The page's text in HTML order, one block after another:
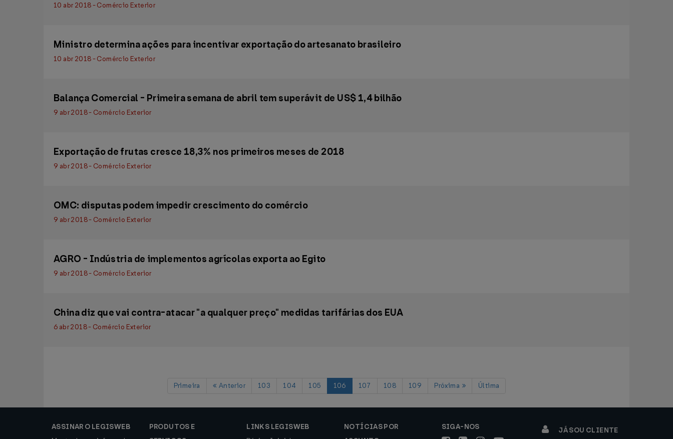
10 abr 2018 - Comércio Exterior
Ministro determina ações para incentivar exportação do artesanato brasileiro
10 abr 2018 - Comércio Exterior
Balança Comercial - Primeira semana de abril tem superávit de US$ 1,4 bilhão
9 abr 2018 - Comércio Exterior
Exportação de frutas cresce 18,3% nos primeiros meses de 2018
9 abr 2018 - Comércio Exterior
OMC: disputas podem impedir crescimento do comércio
9 abr 2018 - Comércio Exterior
AGRO - Indústria de implementos agrícolas exporta ao Egito
9 abr 2018 - Comércio Exterior
China diz que vai contra-atacar "a qualquer preço" medidas tarifárias dos EUA
6 abr 2018 - Comércio Exterior
Primeira Anterior 103 104 105 106 107 108 109 Próxima Última
ASSINAR O LEGISWEB
PRODUTOS E
LINKS LEGISWEB
NOTÍCIAS POR
SIGA-NOS JÁ SOU CLIENTE